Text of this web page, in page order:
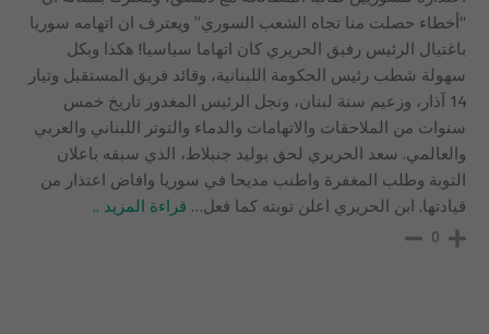
“أخطاء حصلت منا تجاه الشعب السوري” ويعترف ان اتهامه سوريا
باغتيال الرئيس رفيق الحريري كان اتهاما سياسيا! هكذا وبكل
سهولة شطب رئيس الحكومة اللبنانية، وقائد فريق المستقبل وتيار
14 آذار، وزعيم سنة لبنان، ونجل الرئيس المغدور تاريخ خمس
سنوات من الملاحقات والاتهامات والدماء والتوتر اللبناني والعربي
والعالمي. سعد الحريري لحق بوليد جنبلاط، الذي سبقه باعلان
التوبة وطلب المغفرة واطنب مديحا في سوريا وافاض اعتذار من
قيادتها. ابن الحريري اعلن توبته كما فعل… قراءة المزيد ..
0